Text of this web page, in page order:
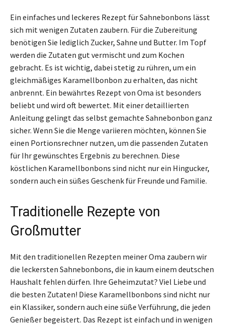
Ein einfaches und leckeres Rezept für Sahnebonbons lässt
sich mit wenigen Zutaten zaubern. Für die Zubereitung
benötigen Sie lediglich Zucker, Sahne und Butter. Im Topf
werden die Zutaten gut vermischt und zum Kochen
gebracht. Es ist wichtig, dabei stetig zu rühren, um ein
gleichmäßiges Karamellbonbon zu erhalten, das nicht
anbrennt. Ein bewährtes Rezept von Oma ist besonders
beliebt und wird oft bewertet. Mit einer detaillierten
Anleitung gelingt das selbst gemachte Sahnebonbon ganz
sicher. Wenn Sie die Menge variieren möchten, können Sie
einen Portionsrechner nutzen, um die passenden Zutaten
für Ihr gewünschtes Ergebnis zu berechnen. Diese
köstlichen Karamellbonbons sind nicht nur ein Hingucker,
sondern auch ein süßes Geschenk für Freunde und Familie.
Traditionelle Rezepte von
Großmutter
Mit den traditionellen Rezepten meiner Oma zaubern wir
die leckersten Sahnebonbons, die in kaum einem deutschen
Haushalt fehlen dürfen. Ihre Geheimzutat? Viel Liebe und
die besten Zutaten! Diese Karamellbonbons sind nicht nur
ein Klassiker, sondern auch eine süße Verführung, die jeden
Genießer begeistert. Das Rezept ist einfach und in wenigen